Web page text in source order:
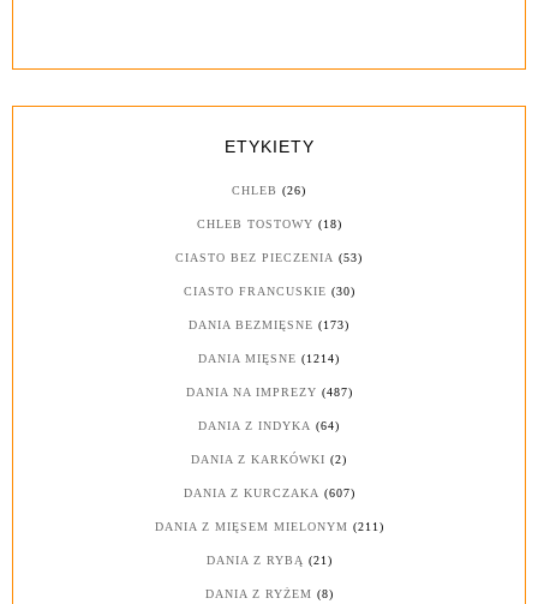
ETYKIETY
CHLEB (26)
CHLEB TOSTOWY (18)
CIASTO BEZ PIECZENIA (53)
CIASTO FRANCUSKIE (30)
DANIA BEZMIĘSNE (173)
DANIA MIĘSNE (1214)
DANIA NA IMPREZY (487)
DANIA Z INDYKA (64)
DANIA Z KARKÓWKI (2)
DANIA Z KURCZAKA (607)
DANIA Z MIĘSEM MIELONYM (211)
DANIA Z RYBĄ (21)
DANIA Z RYŻEM (8)